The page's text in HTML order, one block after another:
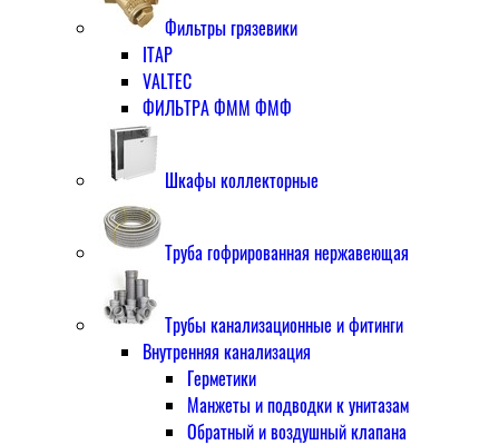
Фильтры грязевики
ITAP
VALTEC
ФИЛЬТРА ФММ ФМФ
Шкафы коллекторные
Труба гофрированная нержавеющая
Трубы канализационные и фитинги
Внутренняя канализация
Герметики
Манжеты и подводки к унитазам
Обратный и воздушный клапана